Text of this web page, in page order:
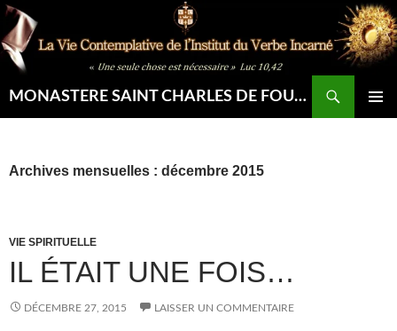
Aller
au
contenu
MONASTERE SAINT CHARLES DE FOUCAULD
Archives mensuelles : décembre 2015
VIE SPIRITUELLE
IL ÉTAIT UNE FOIS…
DÉCEMBRE 27, 2015 LAISSER UN COMMENTAIRE